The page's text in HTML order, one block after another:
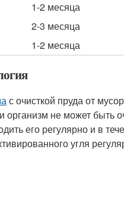
1-2 месяца
2-3 месяца
1-2 месяца
с очисткой пруда от
не может быть
его регулярно и в
угля